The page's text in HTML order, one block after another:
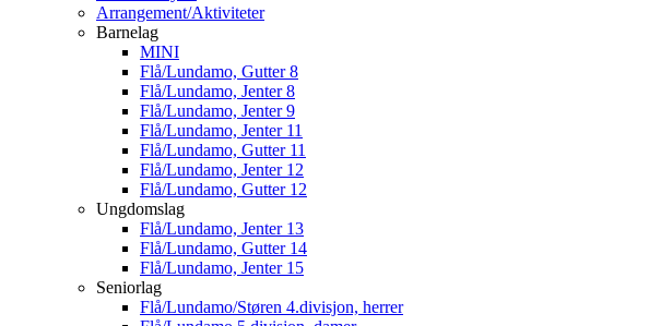
Arrangement/Aktiviteter
Barnelag
MINI
Flå/Lundamo, Gutter 8
Flå/Lundamo, Jenter 8
Flå/Lundamo, Jenter 9
Flå/Lundamo, Jenter 11
Flå/Lundamo, Gutter 11
Flå/Lundamo, Jenter 12
Flå/Lundamo, Gutter 12
Ungdomslag
Flå/Lundamo, Jenter 13
Flå/Lundamo, Gutter 14
Flå/Lundamo, Jenter 15
Seniorlag
Flå/Lundamo/Støren 4.divisjon, herrer